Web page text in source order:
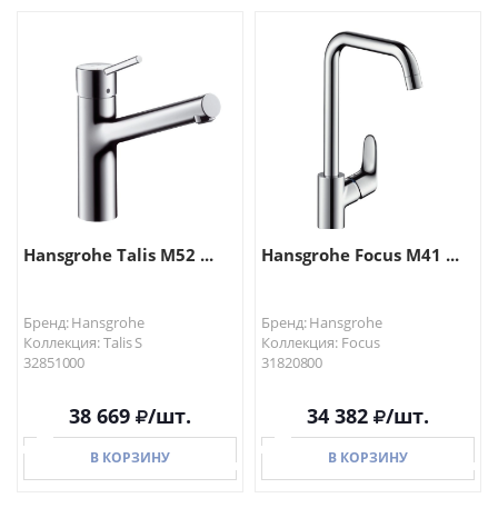
В КОРЗИНУ В КОРЗИНУ
Hansgrohe Talis M52 ...
Бренд: Hansgrohe
Коллекция: Talis S
32851000
38 669 /шт.
В КОРЗИНУ
Hansgrohe Focus M41 ...
Бренд: Hansgrohe
Коллекция: Focus
31820800
34 382 /шт.
В КОРЗИНУ